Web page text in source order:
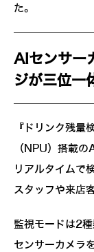
た。
AIセンサー
ジが三位一
『ドリンク残量
（NPU）搭載
リアルタイムで
スタッフや来店
監視モードは2
センサーカメラ